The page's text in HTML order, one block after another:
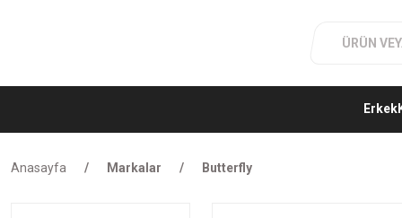
Erkek
Anasayfa Markalar Butterfly